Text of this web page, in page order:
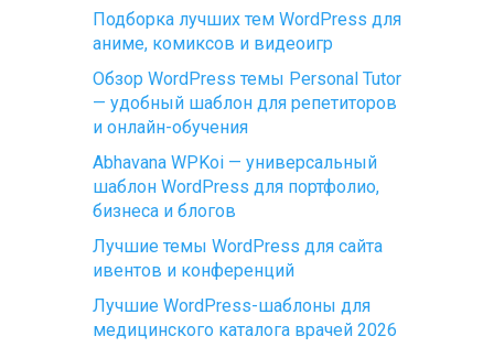
Подборка лучших тем WordPress для
аниме, комиксов и видеоигр
Обзор WordPress темы Personal Tutor
— удобный шаблон для репетиторов
и онлайн-обучения
Abhavana WPKoi — универсальный
шаблон WordPress для портфолио,
бизнеса и блогов
Лучшие темы WordPress для сайта
ивентов и конференций
Лучшие WordPress-шаблоны для
медицинского каталога врачей 2026